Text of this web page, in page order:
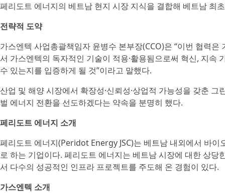
페리도트 에너지의 베트남 현지 시장 지식을 결합해 베트남 최
전략적 도약
가스엔텍 사업총괄책임자 윤병수 본부장(CCO)은 “이번 협력
서 가스엔텍의 독자적인 기술이 적용·활용됨으로써 혁신, 지
수 있는지를 입증하게 될 것”이라고 말했다.
산업 및 해양 시장에서 확장성·신뢰성·상업적 가능성을 갖춘
벌 에너지 전환을 선도하겠다는 약속을 분명히 했다.
페리도트 에너지 소개
페리도트 에너지(Peridot Energy JSC)는 베트남 내외에서 바
로 하는 기업이다. 페리도트 에너지는 베트남 시장에 대한 상
서 다수의 성공적인 인프라 프로젝트를 주도해 온 경험이 있다.
가스엔텍 소개